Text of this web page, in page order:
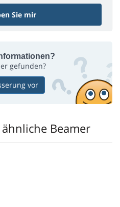
Sie mir
gefunden?
vor
Beamer